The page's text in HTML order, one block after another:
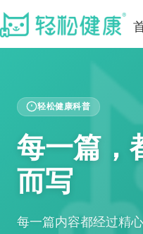
轻松健康科普
每一篇，
而写
每一篇内容都经过精